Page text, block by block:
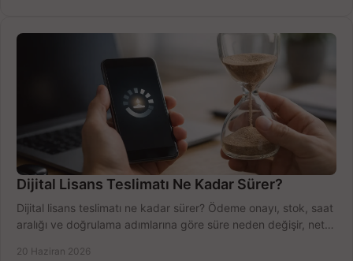
Dijital Lisans Teslimatı Ne Kadar Sürer?
Dijital lisans teslimatı ne kadar sürer? Ödeme onayı, stok, saat
aralığı ve doğrulama adımlarına göre süre neden değişir, net
20 Haziran 2026